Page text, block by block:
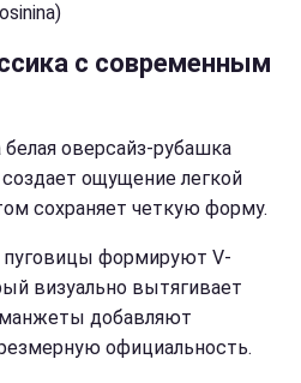
с современным
оверсайз-рубашка
ощущение легкой
сохраняет четкую форму.
пуговицы формируют V-
визуально вытягивает
манжеты добавляют
официальность.